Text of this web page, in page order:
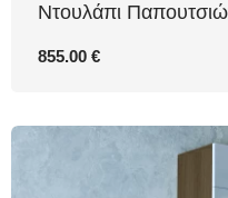
Ντουλάπι
855.00 €